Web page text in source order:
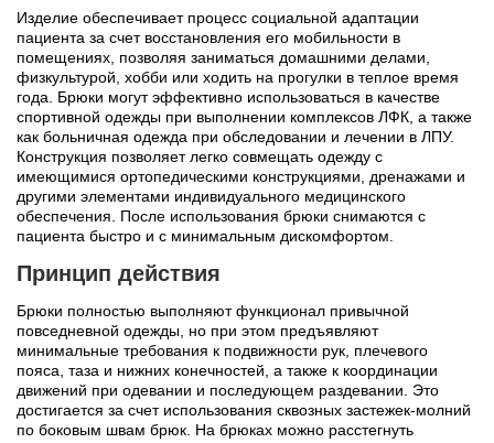
Изделие обеспечивает процесс социальной адаптации
пациента за счет восстановления его мобильности в
помещениях, позволяя заниматься домашними делами,
физкультурой, хобби или ходить на прогулки в теплое время
года. Брюки могут эффективно использоваться в качестве
спортивной одежды при выполнении комплексов ЛФК, а также
как больничная одежда при обследовании и лечении в ЛПУ.
Конструкция позволяет легко совмещать одежду с
имеющимися ортопедическими конструкциями, дренажами и
другими элементами индивидуального медицинского
обеспечения. После использования брюки снимаются с
пациента быстро и с минимальным дискомфортом.
Принцип действия
Брюки полностью выполняют функционал привычной
повседневной одежды, но при этом предъявляют
минимальные требования к подвижности рук, плечевого
пояса, таза и нижних конечностей, а также к координации
движений при одевании и последующем раздевании. Это
достигается за счет использования сквозных застежек-молний
по боковым швам брюк. На брюках можно расстегнуть